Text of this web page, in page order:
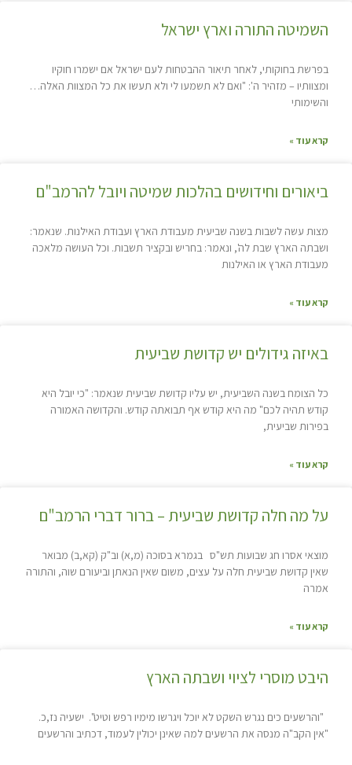
השמיטה התורה וארץ ישראל
בפרשת בחוקותי, לאחר תיאור ההבטחות לעם ישראל אם ישמרו חוקיו
ומצוותיו – מזהיר ה': "ואם לא תשמעו לי ולא תעשו את כל המצוות האלה…
והשימותי
קרא עוד »
ביאורים וחידושים בהלכות שמיטה ויובל להרמב"ם
מצות עשה לשבות בשנה שביעית מעבודת הארץ ועבודת האילנות. שנאמר:
ושבתה הארץ שבת לה', ונאמר: בחריש ובקציר תשבות. וכל העושה מלאכה
מעבודת הארץ או האילנות
קרא עוד »
באיזה גידולים יש קדושת שביעית
כל הצומח בשנה השביעית, יש עליו קדושת שביעית שנאמר: "כי יובל היא
קודש תהיה לכם" מה היא קודש אף תבואתה קודש. והקדושה האמורה
בפירות שביעית,
קרא עוד »
על מה חלה קדושת שביעית – ברור דברי הרמב"ם
מוצאי אסרו חג שבועות תש"ס בגמרא בסוכה (מ,א) וב"ק (קא,ב) מבואר
שאין קדושת שביעית חלה על עצים, משום שאין הנאתן וביעורם שוה, והתורה
אמרה
קרא עוד »
היבט מוסרי לציוי ושבתה הארץ
"והרשעים כים נגרש השקט לא יוכל ויגרשו מימיו רפש וטיט". ישעיה נז,כ.
"אין הקב"ה מנסה את הרשעים למה שאינן יכולין לעמוד, דכתיב והרשעים